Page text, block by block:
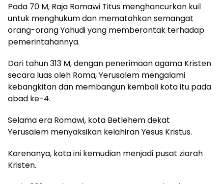
Pada 70 M, Raja Romawi Titus menghancurkan kuil
untuk menghukum dan mematahkan semangat
orang-orang Yahudi yang memberontak terhadap
pemerintahannya.
Dari tahun 313 M, dengan penerimaan agama Kristen
secara luas oleh Roma, Yerusalem mengalami
kebangkitan dan membangun kembali kota itu pada
abad ke-4.
Selama era Romawi, kota Betlehem dekat
Yerusalem menyaksikan kelahiran Yesus Kristus.
Karenanya, kota ini kemudian menjadi pusat ziarah
Kristen.